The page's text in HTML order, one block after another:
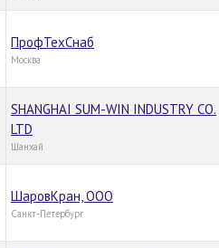
ПрофТехСнаб
Москва
SHANGHAI SUM-WIN INDUSTRY CO.
LTD
Шанхай
ШаровКран, ООО
Санкт-Петербург